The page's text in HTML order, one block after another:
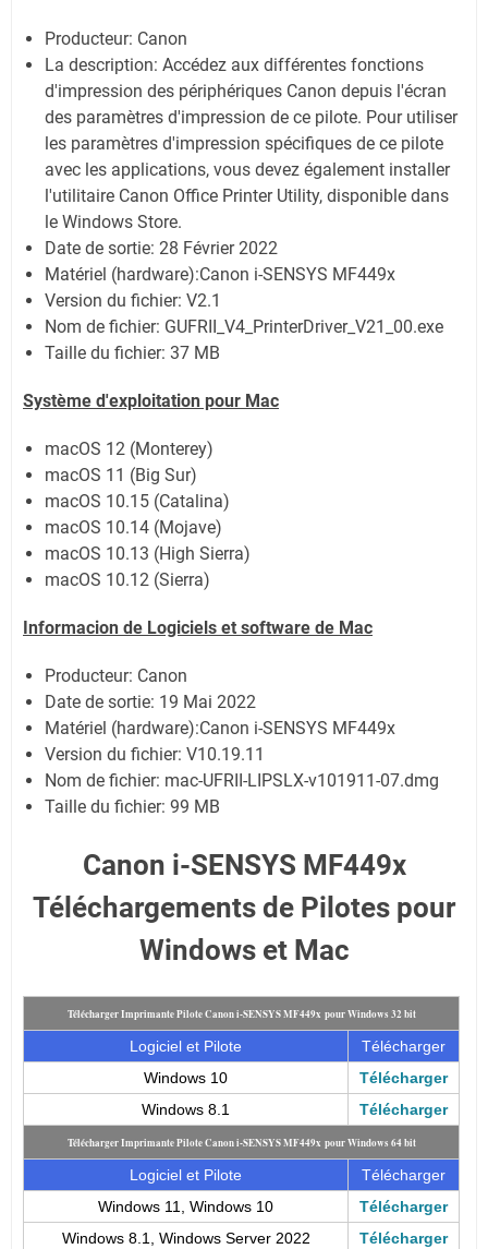
Producteur: Canon
La description: Accédez aux différentes fonctions
d'impression des périphériques Canon depuis l'écran
des paramètres d'impression de ce pilote. Pour utiliser
les paramètres d'impression spécifiques de ce pilote
avec les applications, vous devez également installer
l'utilitaire Canon Office Printer Utility, disponible dans
le Windows Store.
Date de sortie: 28 Février 2022
Matériel (hardware):Canon i-SENSYS MF449x
Version du fichier: V2.1
Nom de fichier: GUFRII_V4_PrinterDriver_V21_00.exe
Taille du fichier: 37 MB
Système d'exploitation pour Mac
macOS 12 (Monterey)
macOS 11 (Big Sur)
macOS 10.15 (Catalina)
macOS 10.14 (Mojave)
macOS 10.13 (High Sierra)
macOS 10.12 (Sierra)
Informacion de Logiciels et software de Mac
Producteur: Canon
Date de sortie: 19 Mai 2022
Matériel (hardware):Canon i-SENSYS MF449x
Version du fichier: V10.19.11
Nom de fichier: mac-UFRII-LIPSLX-v101911-07.dmg
Taille du fichier: 99 MB
Canon i-SENSYS MF449x
Téléchargements de Pilotes pour
Windows et Mac
Télécharger Imprimante Pilote Canon i-SENSYS MF449x pour Windows 32 bit
Logiciel et Pilote
Télécharger
Windows 10
Télécharger
Windows 8.1
Télécharger
Télécharger Imprimante Pilote Canon i-SENSYS MF449x pour Windows 64 bit
Logiciel et Pilote
Télécharger
Windows 11, Windows 10
Télécharger
Windows 8.1, Windows Server 2022
Télécharger